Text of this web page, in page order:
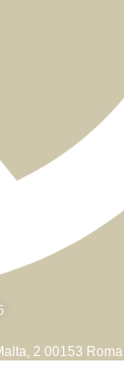
2 00153 Roma